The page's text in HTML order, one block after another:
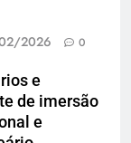
2026 0
e
de imersão
e